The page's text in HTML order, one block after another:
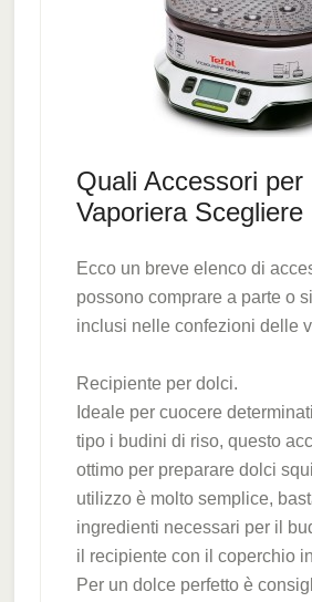
Quali Accessori per
Vaporiera Scegliere
Ecco un breve elenco di
possono comprare a parte o
inclusi nelle confezioni delle
Recipiente per dolci.
Ideale per cuocere
tipo i budini di riso, questo
ottimo per preparare dolci
utilizzo è molto semplice,
ingredienti necessari per il
il recipiente con il coperchio
Per un dolce perfetto è